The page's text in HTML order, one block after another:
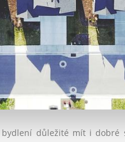
důležité mít i